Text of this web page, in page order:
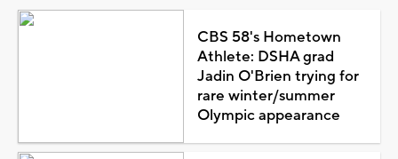
CBS 58's Hometown
Athlete: DSHA grad
Jadin O'Brien trying for
rare winter/summer
Olympic appearance